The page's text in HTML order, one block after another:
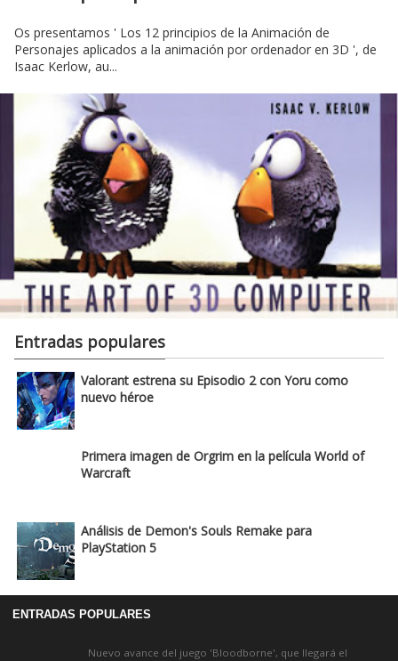
Os presentamos ' Los 12 principios de la Animación de
Personajes aplicados a la animación por ordenador en 3D ', de
Isaac Kerlow, au...
Entradas populares
Valorant estrena su Episodio 2 con Yoru como
nuevo héroe
Primera imagen de Orgrim en la película World of
Warcraft
Análisis de Demon's Souls Remake para
PlayStation 5
ENTRADAS POPULARES
Nuevo avance del juego 'Bloodborne', que llegará el